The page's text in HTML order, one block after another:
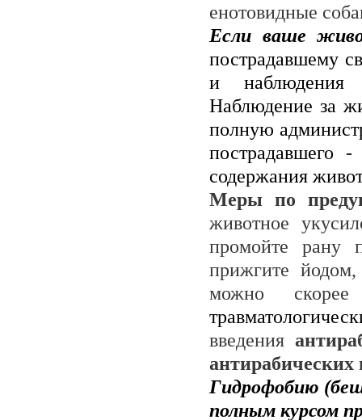
енотовидные
Если ваше
пострадавшему
и наблюдения
Наблюдение за
полную
пострадавшего
содержания
Меры по
животное
промойте рану
прижгите
можно
введения
антирабических
Гидрофобию
полным курсом